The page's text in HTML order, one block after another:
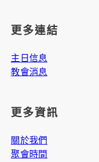
更多連結
主日信息
教會消息
更多資訊
關於我們
聚會時間